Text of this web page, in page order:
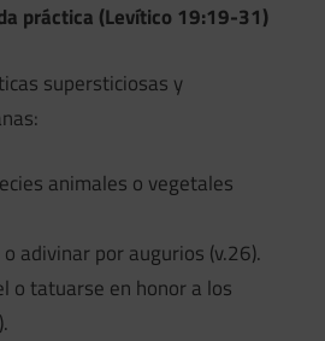
práctica (Levítico 19:19-31)
supersticiosas y
animales o vegetales
adivinar por augurios (v.26).
o tatuarse en honor a los